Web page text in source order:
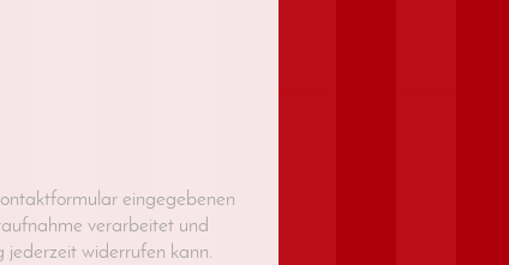
eingegebenen
verarbeitet und
jederzeit widerrufen kann.